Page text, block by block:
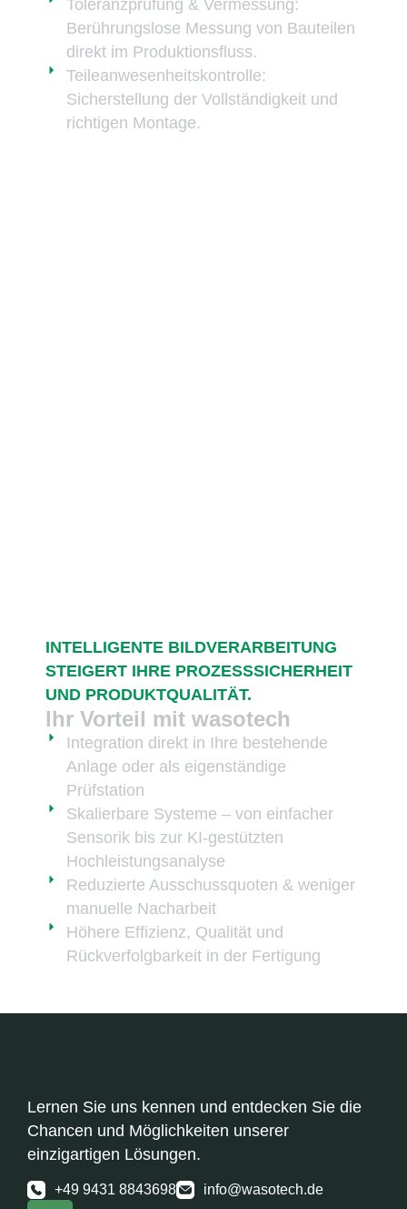
Toleranzprüfung & Vermessung:
Berührungslose Messung von Bauteilen
direkt im Produktionsfluss.
Teileanwesenheitskontrolle:
Sicherstellung der Vollständigkeit und
richtigen Montage.
INTELLIGENTE BILDVERARBEITUNG
STEIGERT IHRE PROZESSSICHERHEIT
UND PRODUKTQUALITÄT.
Ihr Vorteil mit wasotech
Integration direkt in Ihre bestehende
Anlage oder als eigenständige
Prüfstation
Skalierbare Systeme – von einfacher
Sensorik bis zur KI-gestützten
Hochleistungsanalyse
Reduzierte Ausschussquoten & weniger
manuelle Nacharbeit
Höhere Effizienz, Qualität und
Rückverfolgbarkeit in der Fertigung
Lernen Sie uns kennen und entdecken Sie die
Chancen und Möglichkeiten unserer
einzigartigen Lösungen.
+49 9431 8843698 info@wasotech.de